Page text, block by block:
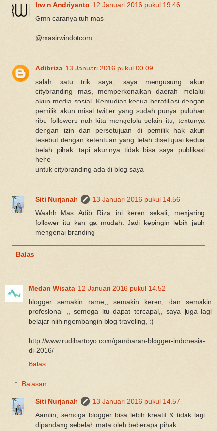
Irwin Andriyanto 12 Januari 2016 pukul 19.46
Gmn caranya tuh mas
@masirwindotcom
Adibriza 13 Januari 2016 pukul 00.09
salah satu trik saya, saya mengusung akun
citybranding mas, memperkenalkan daerah melalui
akun media sosial. Kemudian kedua berafiliasi dengan
pemilik akun misal twitter yang sudah punya puluhan
ribu followers nah kita mengelola selain itu, tentunya
dengan izin dan persetujuan di pemilik hak akun
tesebut dengan ketentuan yang telah disetujuai kedua
belah pihak. tapi akunnya tidak bisa saya publikasi
hehe
untuk citybranding ada di blog saya
Siti Nurjanah
13 Januari 2016 pukul 14.56
Waahh..Mas Adib Riza ini keren sekali, menjaring
follower itu kan ga mudah. Jadi kepingin lebih jauh
mengenai branding
Balas
Medan Wisata 12 Januari 2016 pukul 14.52
blogger semakin rame,, semakin keren, dan semakin
profesional ,, semoga itu dapat tercapai,, saya juga lagi
belajar niih ngembangin blog traveling, :)
http://www.rudihartoyo.com/gambaran-blogger-indonesia-
di-2016/
Balas
Balasan
Siti Nurjanah
13 Januari 2016 pukul 14.57
Aamiin, semoga blogger bisa lebih kreatif & tidak lagi
dipandang sebelah mata oleh beberapa pihak